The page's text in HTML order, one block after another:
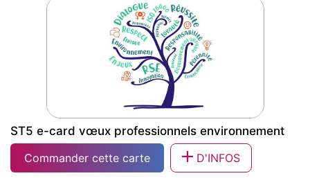
ST5 e-card vœux professionnels environnement
Commander cette carte
D'INFOS